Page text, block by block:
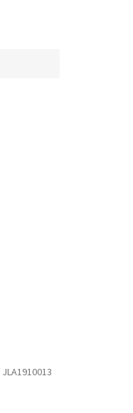
JLA1910013